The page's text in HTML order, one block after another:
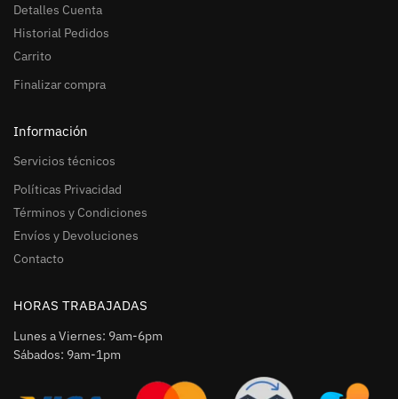
Detalles Cuenta
Historial Pedidos
Carrito
Finalizar compra
Información
Servicios técnicos
Políticas Privacidad
Términos y Condiciones
Envíos y Devoluciones
Contacto
HORAS TRABAJADAS
Lunes a Viernes: 9am-6pm
Sábados: 9am-1pm